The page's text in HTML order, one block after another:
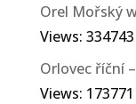
Orel Mořský
Views: 334743
Orlovec říční
Views: 173771